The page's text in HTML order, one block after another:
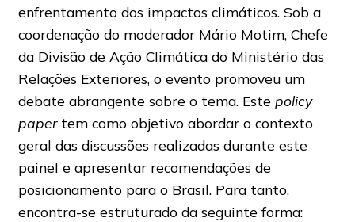
enfrentamento dos impactos climáticos. Sob a
coordenação do moderador Mário Motim, Chefe
da Divisão de Ação Climática do Ministério das
Relações Exteriores, o evento promoveu um
debate abrangente sobre o tema. Este policy
papertem como objetivo abordar o contexto
geral das discussões realizadas durante este
painel e apresentar recomendações de
posicionamento para o Brasil. Para tanto,
encontra-se estruturado da seguinte forma: